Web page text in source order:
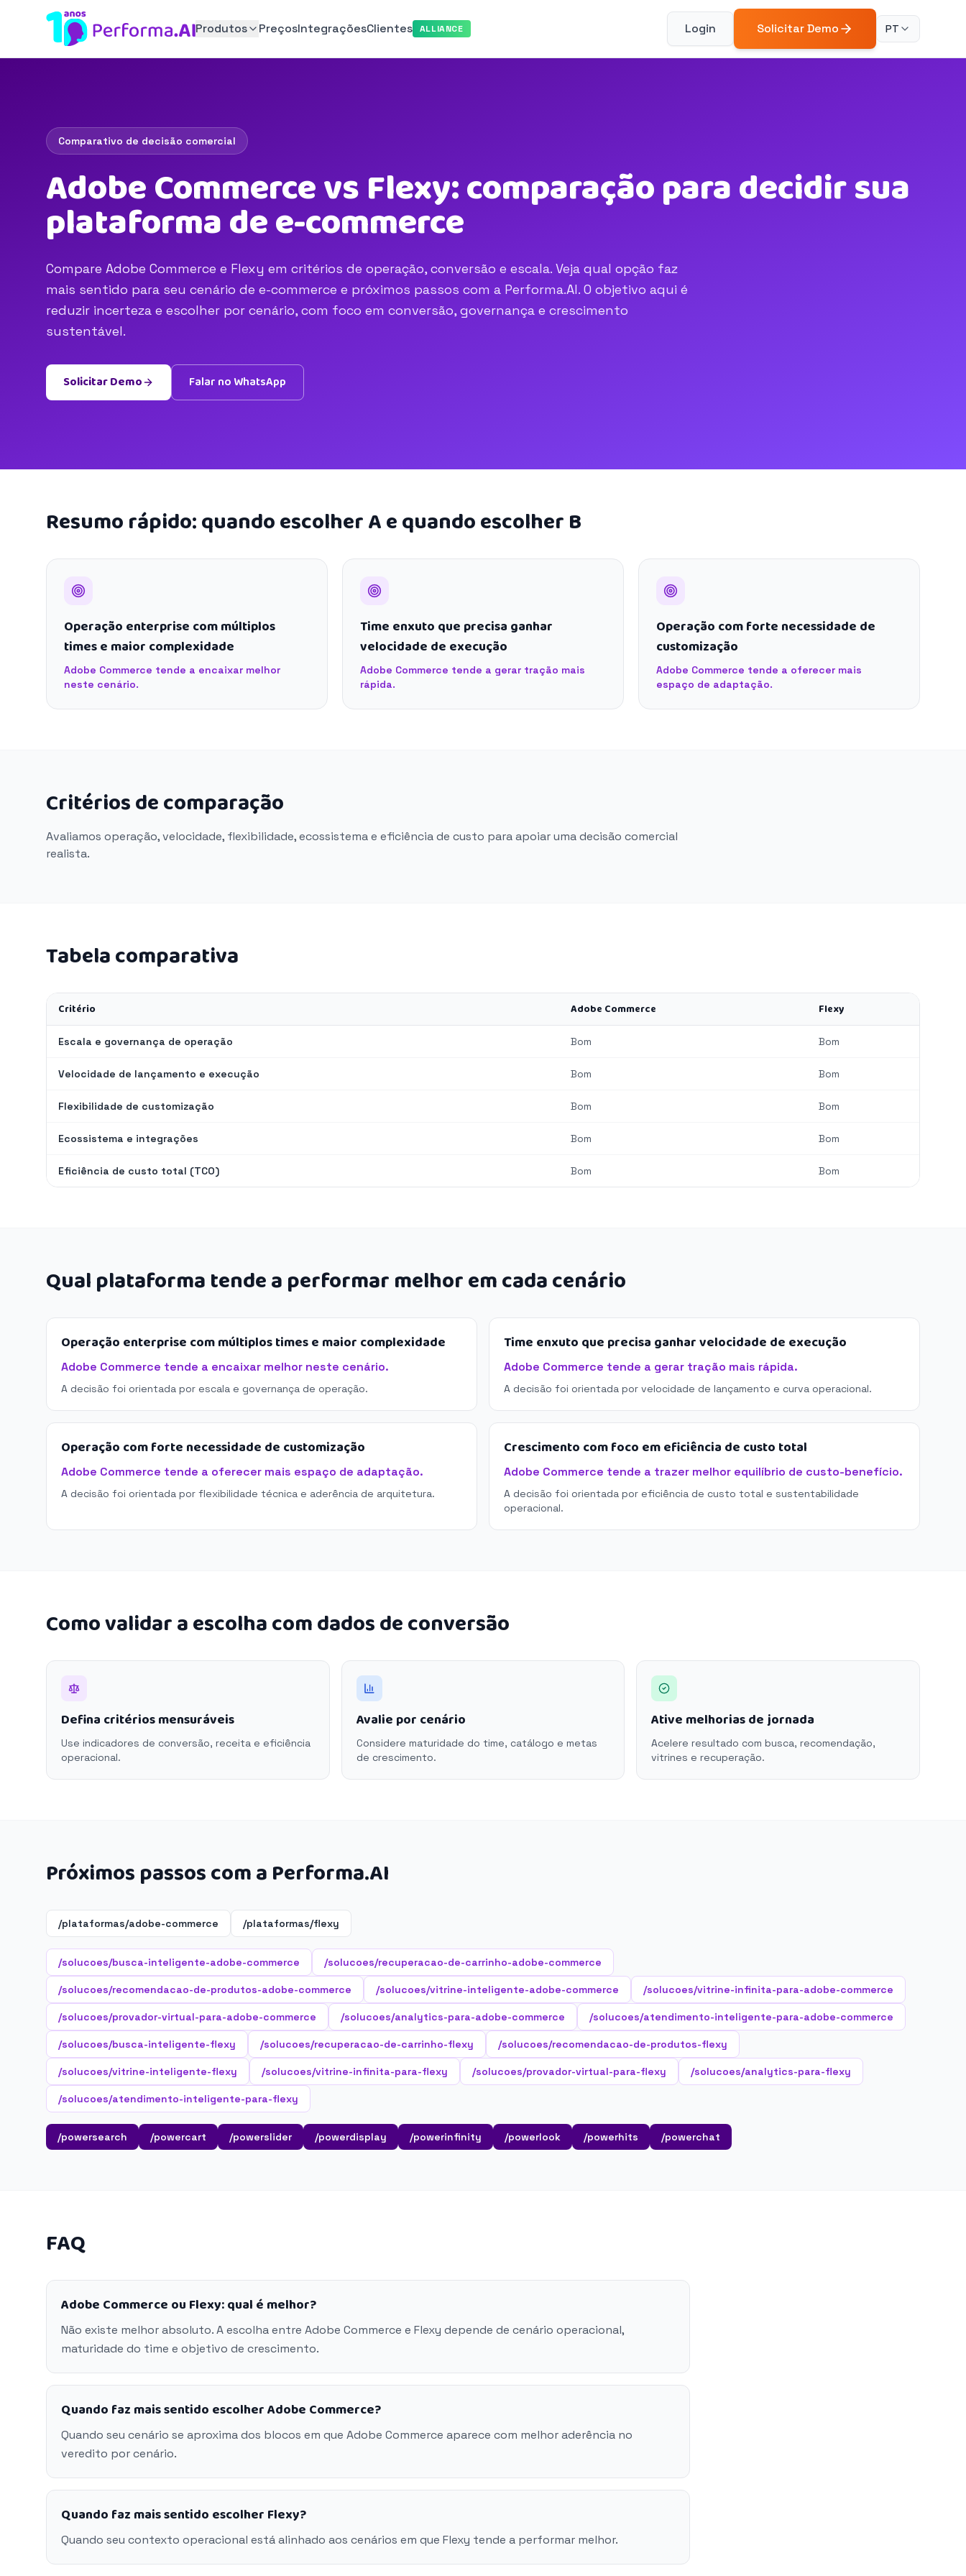
Produtos PreçosIntegraçõesClientes ALLIANCE Login Solicitar Demo PT
Comparativo de decisão comercial
Adobe Commerce vs Flexy: comparação para decidir sua
plataforma de e-commerce
Compare Adobe Commerce e Flexy em critérios de operação, conversão e escala. Veja qual opção faz
mais sentido para seu cenário de e-commerce e próximos passos com a Performa.AI. O objetivo aqui é
reduzir incerteza e escolher por cenário, com foco em conversão, governança e crescimento
sustentável.
Solicitar Demo Falar no WhatsApp
Resumo rápido: quando escolher A e quando escolher B
Operação enterprise com múltiplos
times e maior complexidade
Adobe Commerce tende a encaixar melhor
neste cenário.
Time enxuto que precisa ganhar
velocidade de execução
Adobe Commerce tende a gerar tração mais
rápida.
Operação com forte necessidade de
customização
Adobe Commerce tende a oferecer mais
espaço de adaptação.
Critérios de comparação
Avaliamos operação, velocidade, flexibilidade, ecossistema e eficiência de custo para apoiar uma decisão comercial
realista.
Tabela comparativa
Critério Adobe Commerce Flexy
Escala e governança de operação Bom Bom
Velocidade de lançamento e execução Bom Bom
Flexibilidade de customização Bom Bom
Ecossistema e integrações Bom Bom
Eficiência de custo total (TCO) Bom Bom
Qual plataforma tende a performar melhor em cada cenário
Operação enterprise com múltiplos times e maior complexidade
Adobe Commerce tende a encaixar melhor neste cenário.
A decisão foi orientada por escala e governança de operação.
Time enxuto que precisa ganhar velocidade de execução
Adobe Commerce tende a gerar tração mais rápida.
A decisão foi orientada por velocidade de lançamento e curva operacional.
Operação com forte necessidade de customização
Adobe Commerce tende a oferecer mais espaço de adaptação.
A decisão foi orientada por flexibilidade técnica e aderência de arquitetura.
Crescimento com foco em eficiência de custo total
Adobe Commerce tende a trazer melhor equilíbrio de custo-benefício.
A decisão foi orientada por eficiência de custo total e sustentabilidade
operacional.
Como validar a escolha com dados de conversão
Defina critérios mensuráveis
Use indicadores de conversão, receita e eficiência
operacional.
Avalie por cenário
Considere maturidade do time, catálogo e metas
de crescimento.
Ative melhorias de jornada
Acelere resultado com busca, recomendação,
vitrines e recuperação.
Próximos passos com a Performa.AI
/plataformas/adobe-commerce /plataformas/flexy
/solucoes/busca-inteligente-adobe-commerce /solucoes/recuperacao-de-carrinho-adobe-commerce
/solucoes/recomendacao-de-produtos-adobe-commerce /solucoes/vitrine-inteligente-adobe-commerce /solucoes/vitrine-infinita-para-adobe-commerce
/solucoes/provador-virtual-para-adobe-commerce /solucoes/analytics-para-adobe-commerce /solucoes/atendimento-inteligente-para-adobe-commerce
/solucoes/busca-inteligente-flexy /solucoes/recuperacao-de-carrinho-flexy /solucoes/recomendacao-de-produtos-flexy
/solucoes/vitrine-inteligente-flexy /solucoes/vitrine-infinita-para-flexy /solucoes/provador-virtual-para-flexy /solucoes/analytics-para-flexy
/solucoes/atendimento-inteligente-para-flexy
/powersearch /powercart /powerslider /powerdisplay /powerinfinity /powerlook /powerhits /powerchat
FAQ
Adobe Commerce ou Flexy: qual é melhor?
Não existe melhor absoluto. A escolha entre Adobe Commerce e Flexy depende de cenário operacional,
maturidade do time e objetivo de crescimento.
Quando faz mais sentido escolher Adobe Commerce?
Quando seu cenário se aproxima dos blocos em que Adobe Commerce aparece com melhor aderência no
veredito por cenário.
Quando faz mais sentido escolher Flexy?
Quando seu contexto operacional está alinhado aos cenários em que Flexy tende a performar melhor.